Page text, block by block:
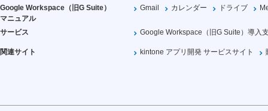
Google Workspace（旧G Suite）
マニュアル
Gmail カレンダー ドライブ
サービス Google Workspace（旧G Suite）導入
関連サイト kintone アプリ開発 サービスサイト